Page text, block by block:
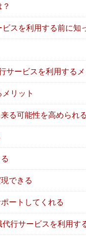
スを利用する前に知
サービスを利用する
リット
る可能性を高められる
できる
ートしてくれる
行サービスを利用す